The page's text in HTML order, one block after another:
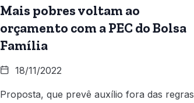
Mais pobres voltam ao
orçamento com a PEC do Bolsa
Família
18/11/2022
Proposta, que prevê auxílio fora das regras